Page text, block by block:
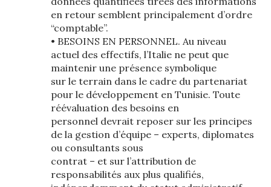
en retour semblent principalement d’ordre
“comptable”.
• BESOINS EN PERSONNEL. Au niveau
actuel des effectifs, l’Italie ne peut que
maintenir une présence symbolique
sur le terrain dans le cadre du partenariat
pour le développement en Tunisie. Toute
réévaluation des besoins en
personnel devrait reposer sur les principes
de la gestion d’équipe – experts, diplomates
ou consultants sous
contrat – et sur l’attribution de
responsabilités aux plus qualifiés,